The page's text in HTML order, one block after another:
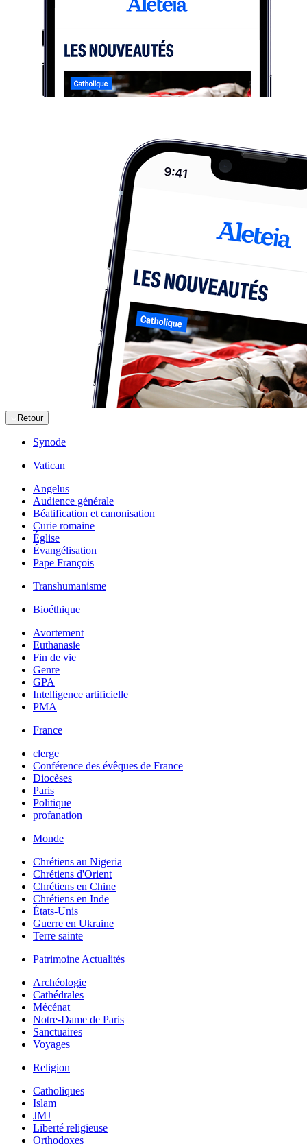
Retour
Synode
Vatican
Angelus
Audience générale
Béatification et canonisation
Curie romaine
Église
Évangélisation
Pape François
Transhumanisme
Bioéthique
Avortement
Euthanasie
Fin de vie
Genre
GPA
Intelligence artificielle
PMA
France
clerge
Conférence des évêques de France
Diocèses
Paris
Politique
profanation
Monde
Chrétiens au Nigeria
Chrétiens d'Orient
Chrétiens en Chine
Chrétiens en Inde
États-Unis
Guerre en Ukraine
Terre sainte
Patrimoine Actualités
Archéologie
Cathédrales
Mécénat
Notre-Dame de Paris
Sanctuaires
Voyages
Religion
Catholiques
Islam
JMJ
Liberté religieuse
Orthodoxes